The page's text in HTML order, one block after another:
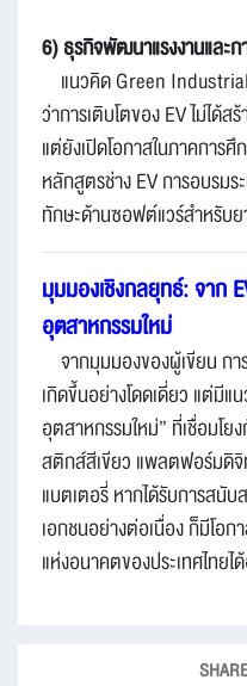
6) ธุรกิจพัฒนาแรงงานและก
แนวคิด Green
ว่าการเติบโตของ EV ไม่ได้ส
แต่ยังเปิดโอกาสในภาคการ
หลักสูตรช่าง EV การอบรม
ทักษะด้านซอฟต์แวร์สำหรับ
มุมมองเชิงกลยุทธ์: จาก
อุตสาหกรรมใหม่
จากมุมมองของผู้เขียน กา
เกิดขึ้นอย่างโดดเดี่ยว แต่มีแ
อุตสาหกรรมใหม่” ที่เชื่อมโ
สติกส์สีเขียว แพลตฟอร์มดิจิ
แบตเตอรี่ หากได้รับการสนั
เอกชนอย่างต่อเนื่อง ก็มีโอ
แห่งอนาคตของประเทศไทยไ